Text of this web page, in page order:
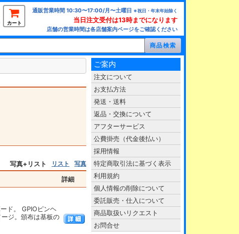
カート
通販営業時間 10:30〜17:00/月〜土曜日 ※祝日・年末年始除く
当日注文受付は13時までになります
店舗の営業時間は各店舗案内ページをご確認ください
写真+リスト リスト 写真
詳細
ド。 GPIOピンヘ
ジ。頒布は基板の
ご案内
注文について
お支払方法
発送・送料
返品・交換について
アフターサービス
公費掛売（代金後払い）
採用情報
特定商取引法に基づく表示
利用規約
個人情報の削除について
委託販売・仕入について
商品取扱いリクエスト
お問合せ